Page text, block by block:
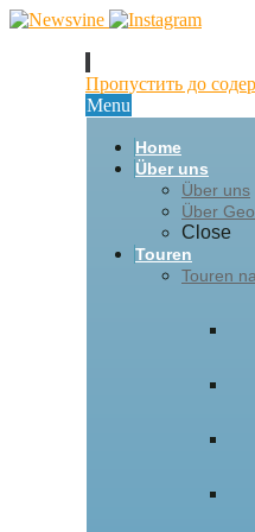
Пропустить до
Menu
Home
Über uns
Über uns
Über
Close
Touren
Touren